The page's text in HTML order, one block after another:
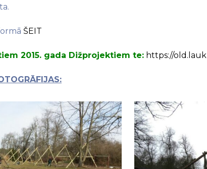
ŠEIT
2015. gada Dižprojektiem te: https://